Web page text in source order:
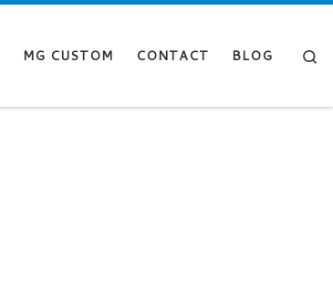
MG CUSTOM CONTACT BLOG